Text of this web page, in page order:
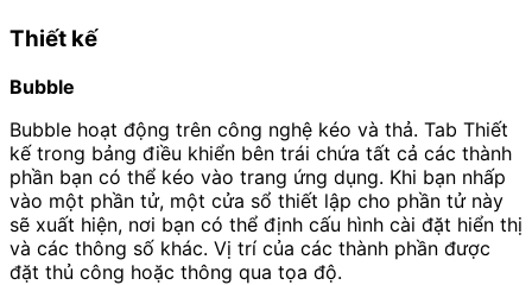
Thiết kế
Bubble
Bubble hoạt động trên công nghệ kéo và thả. Tab Thiết
kế trong bảng điều khiển bên trái chứa tất cả các thành
phần bạn có thể kéo vào trang ứng dụng. Khi bạn nhấp
vào một phần tử, một cửa sổ thiết lập cho phần tử này
sẽ xuất hiện, nơi bạn có thể định cấu hình cài đặt hiển thị
và các thông số khác. Vị trí của các thành phần được
đặt thủ công hoặc thông qua tọa độ.